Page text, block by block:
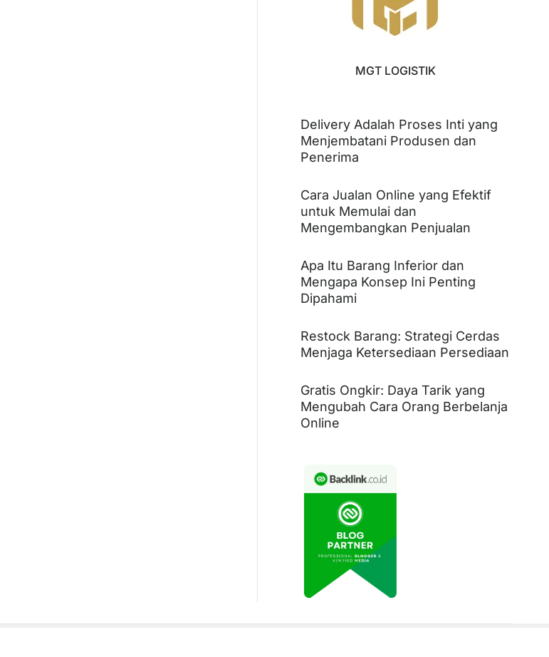
MGT LOGISTIK
Delivery Adalah Proses Inti yang
Menjembatani Produsen dan
Penerima
Cara Jualan Online yang Efektif
untuk Memulai dan
Mengembangkan Penjualan
Apa Itu Barang Inferior dan
Mengapa Konsep Ini Penting
Dipahami
Restock Barang: Strategi Cerdas
Menjaga Ketersediaan Persediaan
Gratis Ongkir: Daya Tarik yang
Mengubah Cara Orang Berbelanja
Online